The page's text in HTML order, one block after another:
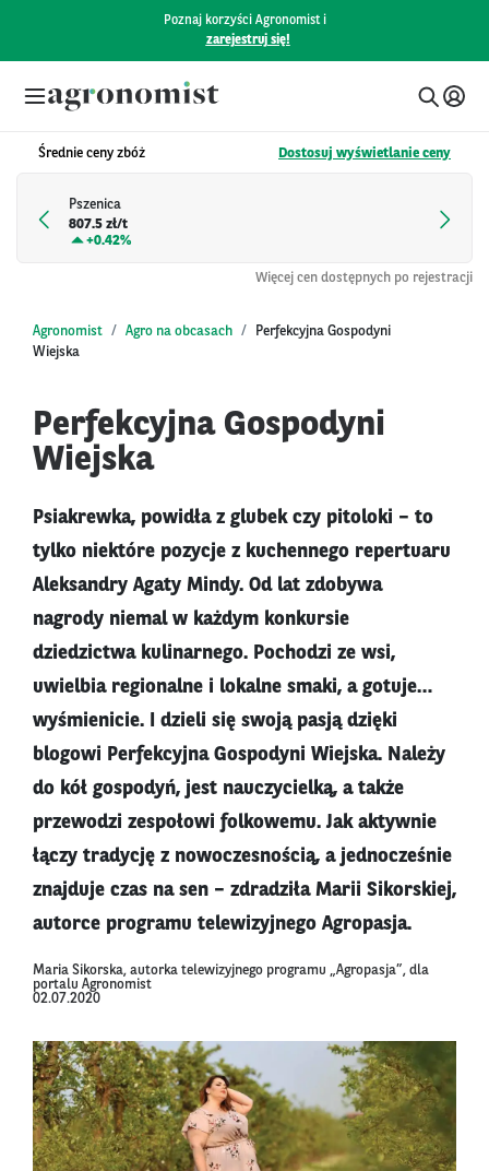
Poznaj korzyści Agronomist i
zarejestruj się!
Średnie ceny zbóż Dostosuj wyświetlanie ceny
Pszenica
807.5 zł/t
+0.42%
Więcej cen dostępnych po rejestracji
Agronomist Agro na obcasach
Perfekcyjna Gospodyni
Wiejska
Perfekcyjna Gospodyni
Wiejska
Psiakrewka, powidła z glubek czy pitoloki – to
tylko niektóre pozycje z kuchennego repertuaru
Aleksandry Agaty Mindy. Od lat zdobywa
nagrody niemal w każdym konkursie
dziedzictwa kulinarnego. Pochodzi ze wsi,
uwielbia regionalne i lokalne smaki, a gotuje…
wyśmienicie. I dzieli się swoją pasją dzięki
blogowi Perfekcyjna Gospodyni Wiejska. Należy
do kół gospodyń, jest nauczycielką, a także
przewodzi zespołowi folkowemu. Jak aktywnie
łączy tradycję z nowoczesnością, a jednocześnie
znajduje czas na sen – zdradziła Marii Sikorskiej,
autorce programu telewizyjnego Agropasja.
Maria Sikorska, autorka telewizyjnego programu „Agropasja”, dla
portalu Agronomist
02.07.2020